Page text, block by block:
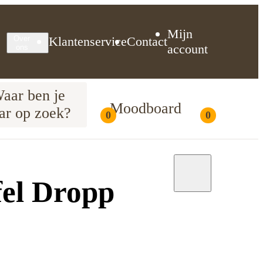
KlantenserviceContact
Mijn
account
0Moodboard 0
ben je
op zoek?
Dropp